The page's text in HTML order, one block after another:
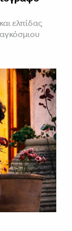
ελπίδας